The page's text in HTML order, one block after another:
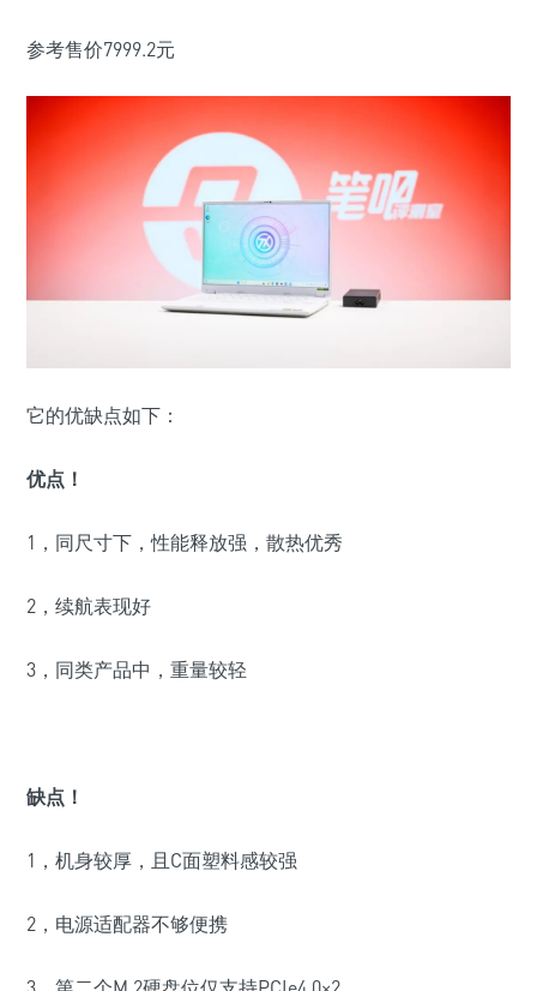
参考售价7999.2元
它的优缺点如下：
优点！
1 ，同尺寸下，性能释放强，散热优秀
2 ，续航表现好
3 ，同类产品中，重量较轻
缺点！
1 ，机身较厚，且 C面塑料感较强
2 ， 电源适配器不够便携